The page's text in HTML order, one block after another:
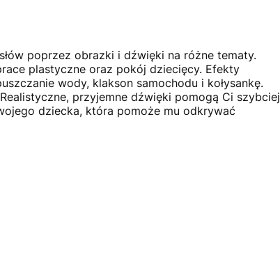
poprzez obrazki i dźwięki na różne tematy.
plastyczne oraz pokój dziecięcy. Efekty
wody, klakson samochodu i kołysankę.
przyjemne dźwięki pomogą Ci szybciej
dziecka, która pomoże mu odkrywać